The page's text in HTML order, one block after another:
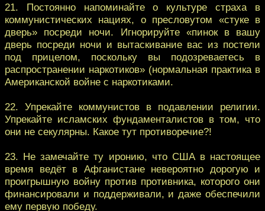
21. Постоянно напоминайте о культуре страха в
коммунистических нациях, о пресловутом «стуке в
дверь» посреди ночи. Игнорируйте «пинок в вашу
дверь посреди ночи и вытаскивание вас из постели
под прицелом, поскольку вы подозреваетесь в
распространении наркотиков» (нормальная практика в
Американской войне с наркотиками.
22. Упрекайте коммунистов в подавлении религии.
Упрекайте исламских фундаменталистов в том, что
они не секулярны. Какое тут противоречие?!
23. Не замечайте ту иронию, что США в настоящее
время ведёт в Афганистане невероятно дорогую и
проигрышную войну против противника, которого они
финансировали и поддерживали, и даже обеспечили
ему первую победу.